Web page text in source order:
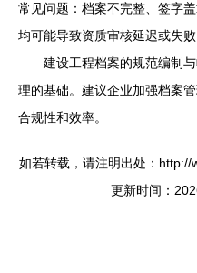
常见问题：档案不完整、签字
均可能导致资质审核延迟或失败
建设工程档案的规范编制
理的基础。建议企业加强档案
合规性和效率。
如若转载，请注明出处：
更新时间：